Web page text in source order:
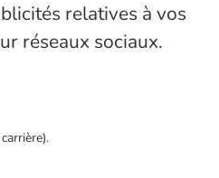
relatives à vos
réseaux sociaux.